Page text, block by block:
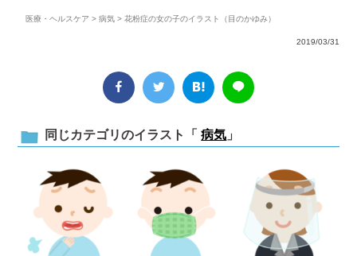
医療・ヘルスケア >病気 > 花粉症の女の子のイラスト（目のかゆみ）
2019/03/31
同じカテゴリのイラスト「 病気 」